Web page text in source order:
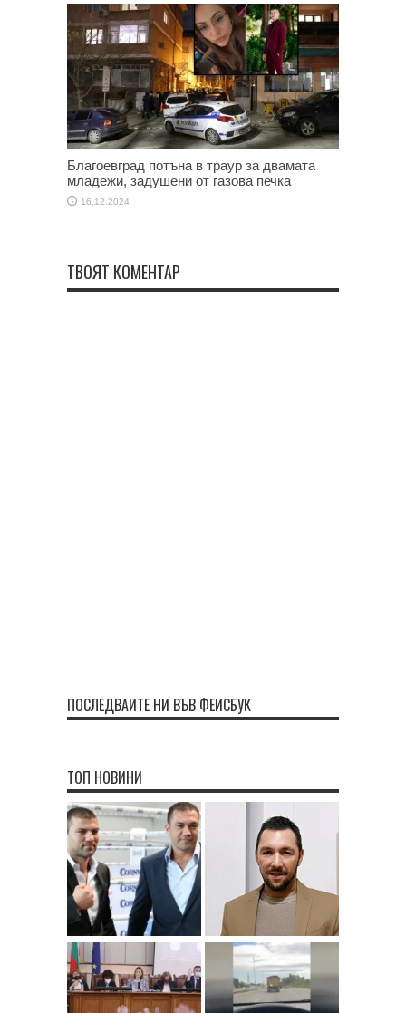
Благоевград потъна в траур за двамата
младежи, задушени от газова печка
16.12.2024
ТВОЯТ КОМЕНТАР
ПОСЛЕДВАЙТЕ НИ ВЪВ ФЕЙСБУК
ТОП НОВИНИ